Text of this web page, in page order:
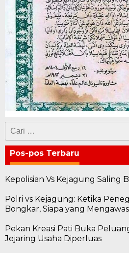
Cari
untuk:
Pos-pos Terbaru
Kepolisian Vs Kejagung Saling
Polri vs Kejagung: Ketika
Bongkar, Siapa yang
Pekan Kreasi Pati Buka
Jejaring Usaha Diperluas